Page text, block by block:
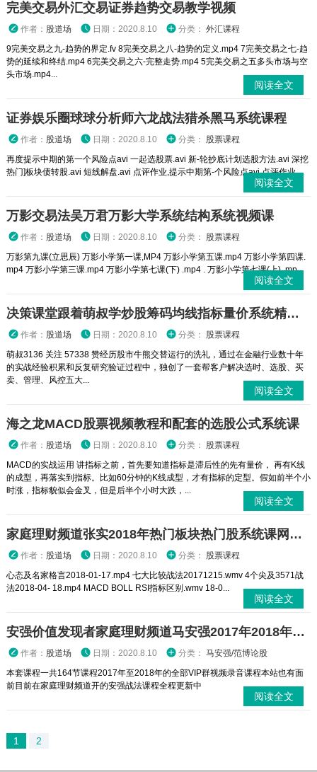
完美交易外汇交易证券趋势交易教学视频
作者： 股道场 日期：2020.8.10 分类： 外汇课程
9完美交易之九-趋势的界定.fv 8完美交易之八-趋势的定义.mp4 7完美交易之七-趋
势的延续和终结.mp4 6完美交易之六-完整走势.mp4 5完美交易之五多头市场与空
头市场.mp4...
阅读全文
证券娱乐圈球球分析师六龙战法猎杀黑马系统课程
作者： 股道场 日期：2020.8.10 分类： 股票课程
再度提示中期的第一个风险点avi 一起选股票.avi 新-轮抄底计划选股方法.avi 深挖
热门]板块债转股.avi 短线解盘.avi 点评作业,提示中期第-个风险点avi 点评作业....
阅读全文
万影交易法吴万君万影大学系统结构系统视频课
作者： 股道场 日期：2020.8.10 分类： 股票课程
万影第九课(立思辰) 万影小学第一课,MP4 万影小学第五课.mp4 万影小学第四课.
mp4 万影小学第三课.mp4 万影小学第七课(下) .mp4 . 万影小学第七课(上) .mp...
阅读全文
决策课堂跟着萌叔学炒股筹码均线指标量价系统精讲20节视频课程
作者： 股道场 日期：2020.8.10 分类： 股票课程
萌叔3136 关注 57338 赞经历股市牛熊交替运行的洗礼，通过在金融行业数十年
的实战经验积累和反复研究验证过程中，独创了一套帮客户解决选时、选股、买
卖、管理、风控五大...
阅读全文
海之龙MACD股票视频教程和配套的选股公式系统课
作者： 股道场 日期：2020.8.10 分类： 股票课程
MACD的实战运用 讲指标之前，首先要知道指标是滞后性的先有量价， 再有K线
的成型，再落实到指标。比如60分钟的K线成型，才有指标的定型。假如前半个小
时涨，指标貌似会金叉，但是后半个小时大跌，...
阅读全文
家庭理财频道张实2018年热门板块热门股系统课网络课
作者： 股道场 日期：2020.8.10 分类： 股票课程
心态及名家格言2018-01-17.mp4 七大比较战法20171215.wmv 4个尖及3571战
法2018-04- 18.mp4 MACD BOLL RSI指标区别.wmv 18-0...
阅读全文
安强价值发现者家庭理财频道马安强2017年2018年强势龙头股热点板块轮动系统课视频录音课程
作者： 股道场 日期：2020.8.10 分类： 马安强/范博论股
本套课程一共164节课程2017年至2018年的全部VIP群视频录音课程本站也有面
前目前在家庭理财频道开的安强战法课程全程更新中
阅读全文
1 2